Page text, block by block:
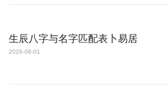
生辰八字与名字匹配表卜易居
2026-08-01